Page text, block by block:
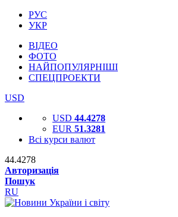
РУС
УКР
ВІДЕО
ФОТО
НАЙПОПУЛЯРНІШІ
СПЕЦПРОЕКТИ
USD
USD 44.4278
EUR 51.3281
Всі курси валют
44.4278
Авторизація
Пошук
RU